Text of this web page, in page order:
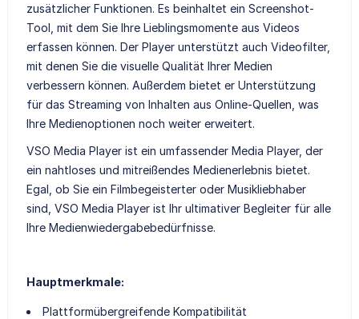
zusätzlicher Funktionen. Es beinhaltet ein Screenshot-
Tool, mit dem Sie Ihre Lieblingsmomente aus Videos
erfassen können. Der Player unterstützt auch Videofilter,
mit denen Sie die visuelle Qualität Ihrer Medien
verbessern können. Außerdem bietet er Unterstützung
für das Streaming von Inhalten aus Online-Quellen, was
Ihre Medienoptionen noch weiter erweitert.
VSO Media Player ist ein umfassender Media Player, der
ein nahtloses und mitreißendes Medienerlebnis bietet.
Egal, ob Sie ein Filmbegeisterter oder Musikliebhaber
sind, VSO Media Player ist Ihr ultimativer Begleiter für alle
Ihre Medienwiedergabebedürfnisse.
Hauptmerkmale:
Plattformübergreifende Kompatibilität